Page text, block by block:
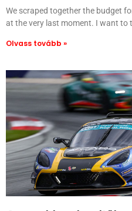
We scraped together the budget
at the very last moment. I want to
Olvass tovább »